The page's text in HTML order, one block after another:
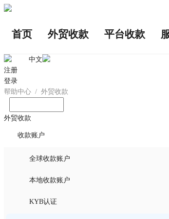
首页 外贸收款 平台收款
中文
注册
登录
帮助中心 / 外贸收款
外贸收款
收款账户
全球收款账户
本地收款账户
KYB认证